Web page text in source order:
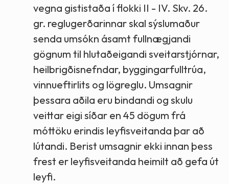
vegna gististaða í flokki II - IV. Skv. 26.
gr. reglugerðarinnar skal sýslumaður
senda umsókn ásamt fullnægjandi
gögnum til hlutaðeigandi sveitarstjórnar,
heilbrigðisnefndar, byggingarfulltrúa,
vinnueftirlits og lögreglu. Umsagnir
þessara aðila eru bindandi og skulu
veittar eigi síðar en 45 dögum frá
móttöku erindis leyfisveitanda þar að
lútandi. Berist umsagnir ekki innan þess
frest er leyfisveitanda heimilt að gefa út
leyfi.